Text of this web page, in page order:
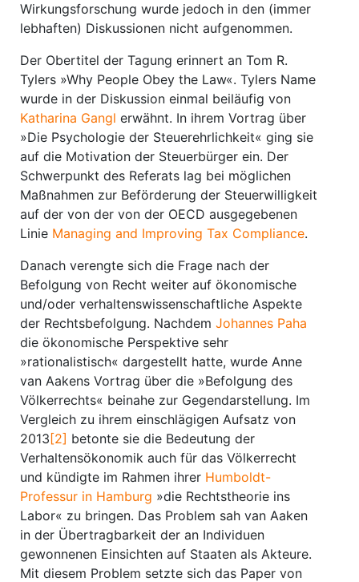
Wirkungsforschung wurde jedoch in den (immer
lebhaften) Diskussionen nicht aufgenommen.
Der Obertitel der Tagung erinnert an Tom R.
Tylers »Why People Obey the Law«. Tylers Name
wurde in der Diskussion einmal beiläufig von
Katharina Gangl erwähnt. In ihrem Vortrag über
»Die Psychologie der Steuerehrlichkeit« ging sie
auf die Motivation der Steuerbürger ein. Der
Schwerpunkt des Referats lag bei möglichen
Maßnahmen zur Beförderung der Steuerwilligkeit
auf der von der von der OECD ausgegebenen
Linie Managing and Improving Tax Compliance.
Danach verengte sich die Frage nach der
Befolgung von Recht weiter auf ökonomische
und/oder verhaltenswissenschaftliche Aspekte
der Rechtsbefolgung. Nachdem Johannes Paha
die ökonomische Perspektive sehr
»rationalistisch« dargestellt hatte, wurde Anne
van Aakens Vortrag über die »Befolgung des
Völkerrechts« beinahe zur Gegendarstellung. Im
Vergleich zu ihrem einschlägigen Aufsatz von
2013 [2] betonte sie die Bedeutung der
Verhaltensökonomik auch für das Völkerrecht
und kündigte im Rahmen ihrer Humboldt-
Professur in Hamburg »die Rechtstheorie ins
Labor« zu bringen. Das Problem sah van Aaken
in der Übertragbarkeit der an Individuen
gewonnenen Einsichten auf Staaten als Akteure.
Mit diesem Problem setzte sich das Paper von